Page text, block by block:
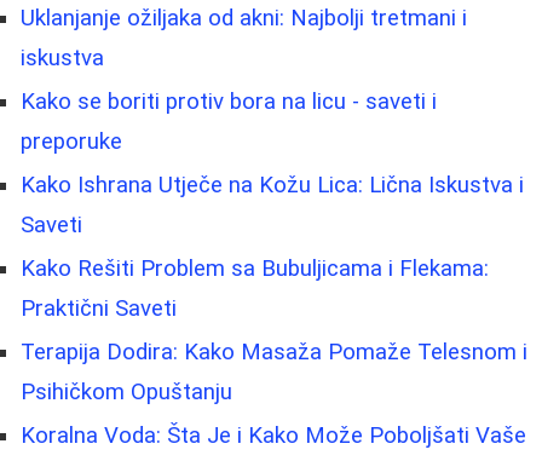
Uklanjanje ožiljaka od akni: Najbolji tretmani i
iskustva
Kako se boriti protiv bora na licu - saveti i
preporuke
Kako Ishrana Utječe na Kožu Lica: Lična Iskustva i
Saveti
Kako Rešiti Problem sa Bubuljicama i Flekama:
Praktični Saveti
Terapija Dodira: Kako Masaža Pomaže Telesnom i
Psihičkom Opuštanju
Koralna Voda: Šta Je i Kako Može Poboljšati Vaše